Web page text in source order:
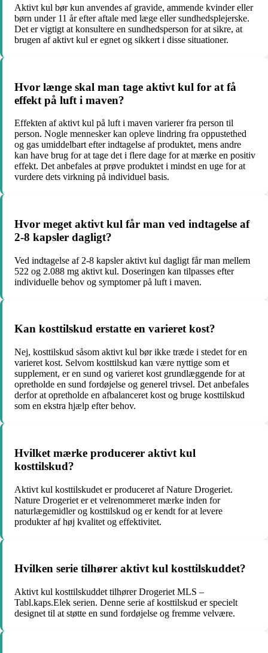
Aktivt kul bør kun anvendes af gravide, ammende kvinder eller
børn under 11 år efter aftale med læge eller sundhedsplejerske.
Det er vigtigt at konsultere en sundhedsperson for at sikre, at
brugen af aktivt kul er egnet og sikkert i disse situationer.
Hvor længe skal man tage aktivt kul for at få
effekt på luft i maven?
Effekten af aktivt kul på luft i maven varierer fra person til
person. Nogle mennesker kan opleve lindring fra oppustethed
og gas umiddelbart efter indtagelse af produktet, mens andre
kan have brug for at tage det i flere dage for at mærke en positiv
effekt. Det anbefales at prøve produktet i mindst en uge for at
vurdere dets virkning på individuel basis.
Hvor meget aktivt kul får man ved indtagelse af
2-8 kapsler dagligt?
Ved indtagelse af 2-8 kapsler aktivt kul dagligt får man mellem
522 og 2.088 mg aktivt kul. Doseringen kan tilpasses efter
individuelle behov og symptomer på luft i maven.
Kan kosttilskud erstatte en varieret kost?
Nej, kosttilskud såsom aktivt kul bør ikke træde i stedet for en
varieret kost. Selvom kosttilskud kan være nyttige som et
supplement, er en sund og varieret kost grundlæggende for at
opretholde en sund fordøjelse og generel trivsel. Det anbefales
derfor at opretholde en afbalanceret kost og bruge kosttilskud
som en ekstra hjælp efter behov.
Hvilket mærke producerer aktivt kul
kosttilskud?
Aktivt kul kosttilskudet er produceret af Nature Drogeriet.
Nature Drogeriet er et velrenommeret mærke inden for
naturlægemidler og kosttilskud og er kendt for at levere
produkter af høj kvalitet og effektivitet.
Hvilken serie tilhører aktivt kul kosttilskuddet?
Aktivt kul kosttilskuddet tilhører Drogeriet MLS –
Tabl.kaps.Elek serien. Denne serie af kosttilskud er specielt
designet til at støtte en sund fordøjelse og fremme velvære.